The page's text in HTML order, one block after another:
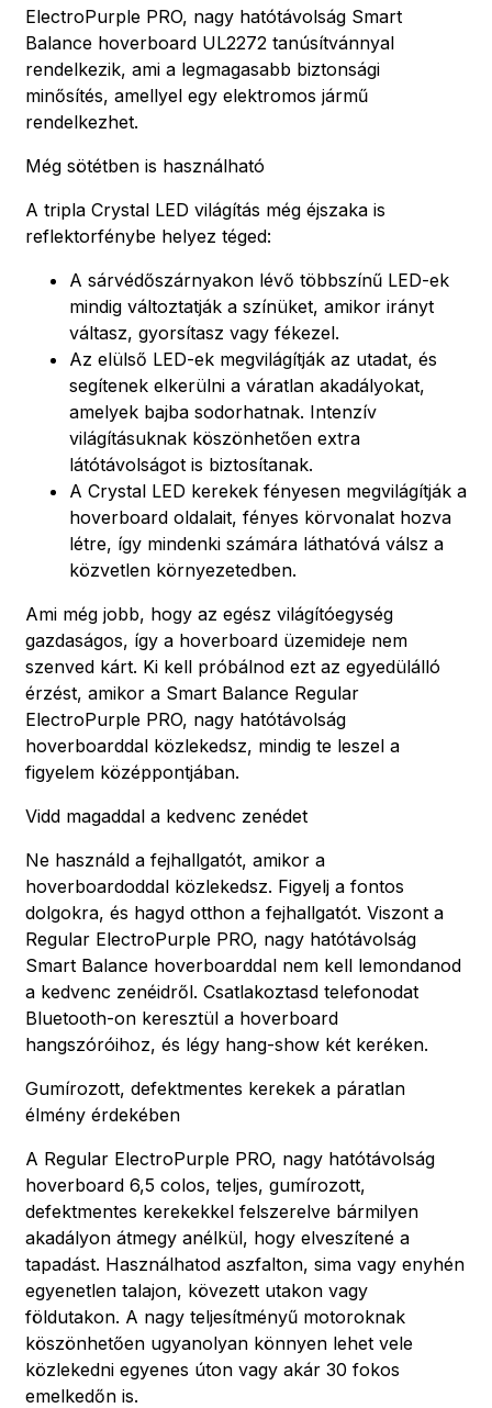
ElectroPurple PRO, nagy hatótávolság Smart
Balance hoverboard UL2272 tanúsítvánnyal
rendelkezik, ami a legmagasabb biztonsági
minősítés, amellyel egy elektromos jármű
rendelkezhet.
Még sötétben is használható
A tripla Crystal LED világítás még éjszaka is
reflektorfénybe helyez téged:
A sárvédőszárnyakon lévő többszínű LED-ek
mindig változtatják a színüket, amikor irányt
váltasz, gyorsítasz vagy fékezel.
Az elülső LED-ek megvilágítják az utadat, és
segítenek elkerülni a váratlan akadályokat,
amelyek bajba sodorhatnak. Intenzív
világításuknak köszönhetően extra
látótávolságot is biztosítanak.
A Crystal LED kerekek fényesen megvilágítják a
hoverboard oldalait, fényes körvonalat hozva
létre, így mindenki számára láthatóvá válsz a
közvetlen környezetedben.
Ami még jobb, hogy az egész világítóegység
gazdaságos, így a hoverboard üzemideje nem
szenved kárt. Ki kell próbálnod ezt az egyedülálló
érzést, amikor a Smart Balance Regular
ElectroPurple PRO, nagy hatótávolság
hoverboarddal közlekedsz, mindig te leszel a
figyelem középpontjában.
Vidd magaddal a kedvenc zenédet
Ne használd a fejhallgatót, amikor a
hoverboardoddal közlekedsz. Figyelj a fontos
dolgokra, és hagyd otthon a fejhallgatót. Viszont a
Regular ElectroPurple PRO, nagy hatótávolság
Smart Balance hoverboarddal nem kell lemondanod
a kedvenc zenéidről. Csatlakoztasd telefonodat
Bluetooth-on keresztül a hoverboard
hangszóróihoz, és légy hang-show két keréken.
Gumírozott, defektmentes kerekek a páratlan
élmény érdekében
A Regular ElectroPurple PRO, nagy hatótávolság
hoverboard 6,5 colos, teljes, gumírozott,
defektmentes kerekekkel felszerelve bármilyen
akadályon átmegy anélkül, hogy elveszítené a
tapadást. Használhatod aszfalton, sima vagy enyhén
egyenetlen talajon, kövezett utakon vagy
földutakon. A nagy teljesítményű motoroknak
köszönhetően ugyanolyan könnyen lehet vele
közlekedni egyenes úton vagy akár 30 fokos
emelkedőn is.